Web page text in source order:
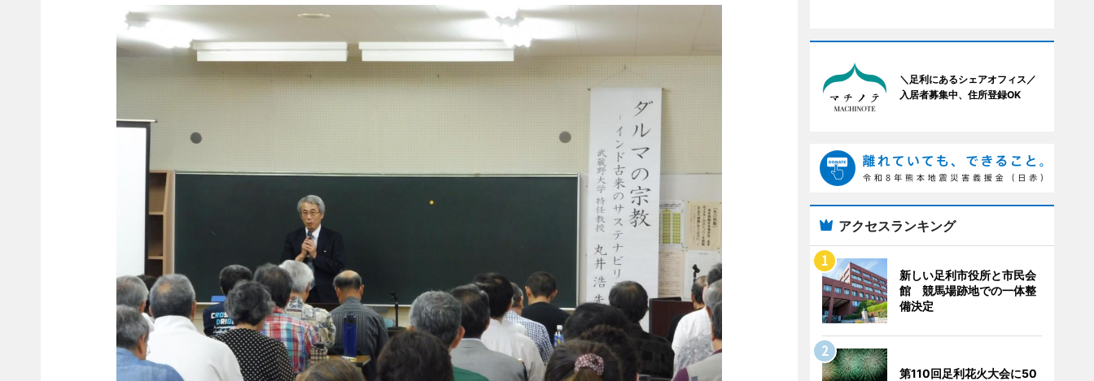
＼足利にあるシェアオフィス／
入居者募集中、住所登録OK
アクセスランキング
新しい足利市役所と市民会
館 競馬場跡地での一体整
備決定
第110回足利花火大会に50